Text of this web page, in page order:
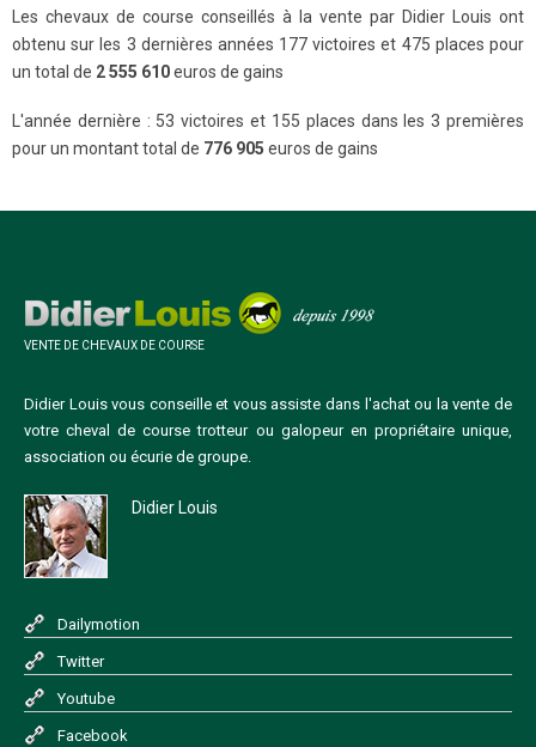
Les chevaux de course conseillés à la vente par Didier Louis ont
obtenu sur les 3 dernières années 177 victoires et 475 places pour
un total de 2 555 610euros de gains
L'année dernière : 53 victoires et 155 places dans les 3 premières
pour un montant total de 776 905 euros de gains
VENTE DE CHEVAUX DE COURSE
Didier Louis vous conseille et vous assiste dans l'achat ou la vente de
votre cheval de course trotteur ou galopeur en propriétaire unique,
association ou écurie de groupe.
Didier Louis
Dailymotion
Twitter
Youtube
Facebook